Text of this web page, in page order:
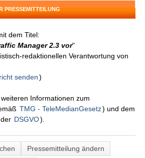
PRESSEMITTEILUNG
dem Titel:
Manager 2.3 vor"
redaktionellen Verantwortung von
senden )
Informationen zum
TMG - TeleMedianGesetz) und dem
DSGVO).
Pressemitteilung ändern